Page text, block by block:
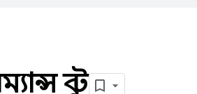
বুস্ট